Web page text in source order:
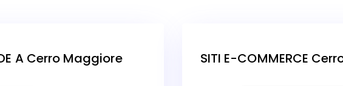
A Cerro Maggiore SITI E-COMMERCE